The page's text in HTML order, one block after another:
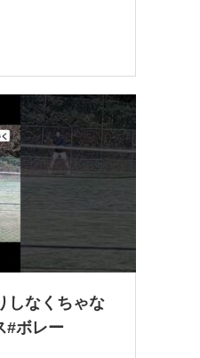
しなくちゃな
#ボレー